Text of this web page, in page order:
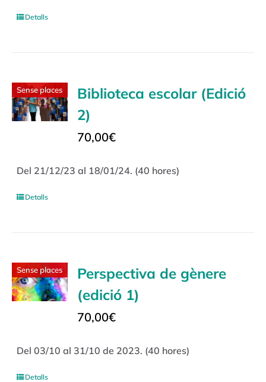
Detalls
Sense places
Biblioteca escolar (Edició
2)
70,00€
Del 21/12/23 al 18/01/24. (40 hores)
Detalls
Sense places
Perspectiva de gènere
(edició 1)
70,00€
Del 03/10 al 31/10 de 2023. (40 hores)
Detalls